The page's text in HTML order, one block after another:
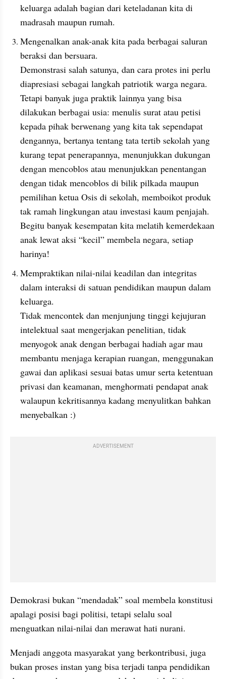
keluarga adalah bagian dari keteladanan kita di
madrasah maupun rumah.
Mengenalkan anak-anak kita pada berbagai saluran
beraksi dan bersuara.
Demonstrasi salah satunya, dan cara protes ini perlu
diapresiasi sebagai langkah patriotik warga negara.
Tetapi banyak juga praktik lainnya yang bisa
dilakukan berbagai usia: menulis surat atau petisi
kepada pihak berwenang yang kita tak sependapat
dengannya, bertanya tentang tata tertib sekolah yang
kurang tepat penerapannya, menunjukkan dukungan
dengan mencoblos atau menunjukkan penentangan
dengan tidak mencoblos di bilik pilkada maupun
pemilihan ketua Osis di sekolah, memboikot produk
tak ramah lingkungan atau investasi kaum penjajah.
Begitu banyak kesempatan kita melatih kemerdekaan
anak lewat aksi “kecil” membela negara, setiap
harinya!
Mempraktikan nilai-nilai keadilan dan integritas
dalam interaksi di satuan pendidikan maupun dalam
keluarga.
Tidak mencontek dan menjunjung tinggi kejujuran
intelektual saat mengerjakan penelitian, tidak
menyogok anak dengan berbagai hadiah agar mau
membantu menjaga kerapian ruangan, menggunakan
gawai dan aplikasi sesuai batas umur serta ketentuan
privasi dan keamanan, menghormati pendapat anak
walaupun kekritisannya kadang menyulitkan bahkan
menyebalkan :)
ADVERTISEMENT
Demokrasi bukan “mendadak” soal membela konstitusi
apalagi posisi bagi politisi, tetapi selalu soal
menguatkan nilai-nilai dan merawat hati nurani.
Menjadi anggota masyarakat yang berkontribusi, juga
bukan proses instan yang bisa terjadi tanpa pendidikan